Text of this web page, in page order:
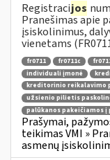
Registracijos
Pranešimas apie
įsiskolinimus,
vienetams
fr0711 fr0711c
individuali įmonė
kreditorinio reikalavimo
užsienio pilietis
palūkanos pakeičiamos į
Prašymai,
teikimas VMI »
asmenų